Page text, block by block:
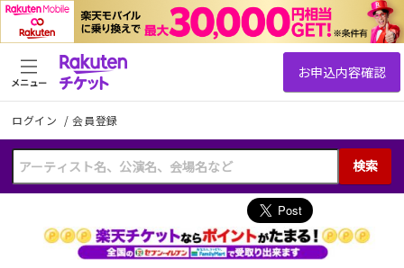
ログイン /会員登録
検索
メニュー